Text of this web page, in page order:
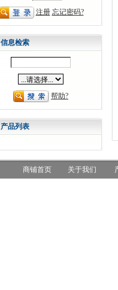
注册 忘记密码?
信息检索
帮助?
产品列表
商铺首页 关于我们